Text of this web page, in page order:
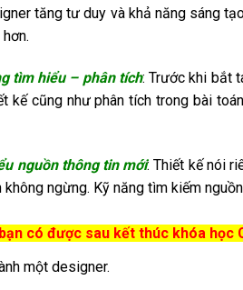
tăng tư duy và khả năng sáng
tìm hiểu – phân tích: Trước khi bắt
kế cũng như phân tích trong bài
nguồn thông tin mới: Thiết kế nói
không ngừng. Kỹ năng tìm kiếm
có được sau kết thúc khóa học
một designer.